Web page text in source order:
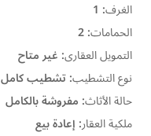
الغرف:
1
الحمامات:
2
التمويل العقارى: غير متاح
نوع التشطيب:تشطيب كامل
حالة الأثاث: مفروشة بالكامل
ملكية العقار: إعادة بيع